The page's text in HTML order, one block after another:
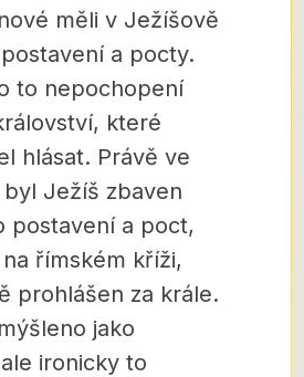
měli v Ježíšově
a pocty.
to nepochopení
které
hlásat. Právě ve
Ježíš zbaven
postavení a poct,
římském kříži,
prohlášen za krále.
jako
ironicky to